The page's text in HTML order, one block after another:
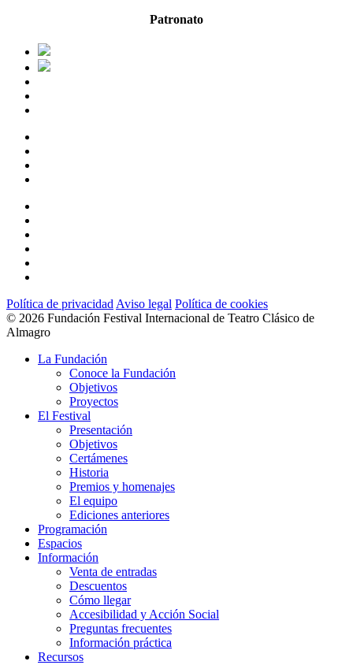
Patronato
Política de privacidad Aviso legal Política de cookies
© 2026 Fundación Festival Internacional de Teatro Clásico de
Almagro
Close
La Fundación
Conoce la Fundación
Objetivos
Proyectos
El Festival
Presentación
Objetivos
Certámenes
Historia
Premios y homenajes
El equipo
Ediciones anteriores
Programación
Espacios
Información
Venta de entradas
Descuentos
Cómo llegar
Accesibilidad y Acción Social
Preguntas frecuentes
Información práctica
Recursos